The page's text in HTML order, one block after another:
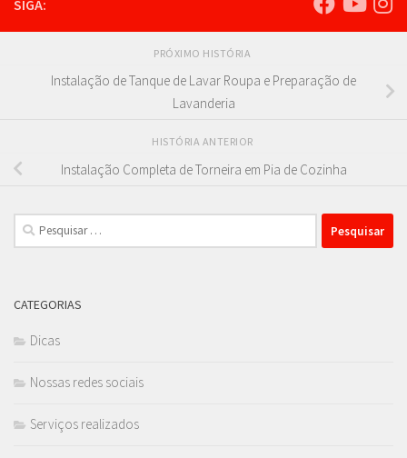
SIGA:
PRÓXIMO HISTÓRIA
Instalação de Tanque de Lavar Roupa e Preparação de
Lavanderia
HISTÓRIA ANTERIOR
Instalação Completa de Torneira em Pia de Cozinha
Pesquisar
por:
CATEGORIAS
Dicas
Nossas redes sociais
Serviços realizados